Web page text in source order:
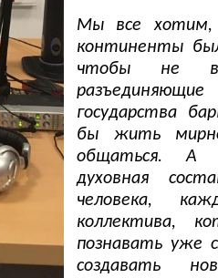
Мы все
континенты
чтобы не
государства
бы жить
общаться. А
духовная
человека,
коллектива,
познавать уже
создавать